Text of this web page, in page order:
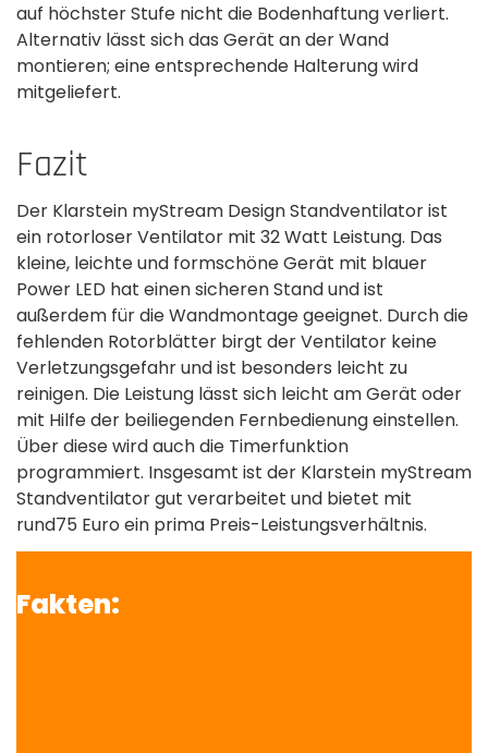
auf höchster Stufe nicht die Bodenhaftung verliert.
Alternativ­ lässt sich das Gerät an der Wand
montieren; eine entsprechende Halterung wird
mitgeliefert.
Fazit
Der Klarstein myStream Design Standventilator ist
ein rotorloser Ventilator mit 32 Watt Leistung. Das
kleine, leichte und formschöne Gerät mit blauer
Power LED hat einen sicheren Stand und ist
außerdem für die Wandmontage geeignet. Durch die
fehlenden Rotorblätter birgt der Ventilator keine
Verletzungsgefahr und ist besonders leicht zu
reinigen. Die Leistung lässt sich leicht am Gerät oder
mit Hilfe der beiliegenden Fernbedienung einstellen.
Über diese wird auch die Timer­funktion
programmiert. Insgesamt ist der Klarstein ­myStream
Standventilator gut verarbeitet und bietet mit
rund75 Euro ein prima Preis-Leistungsverhältnis.
Fakten: